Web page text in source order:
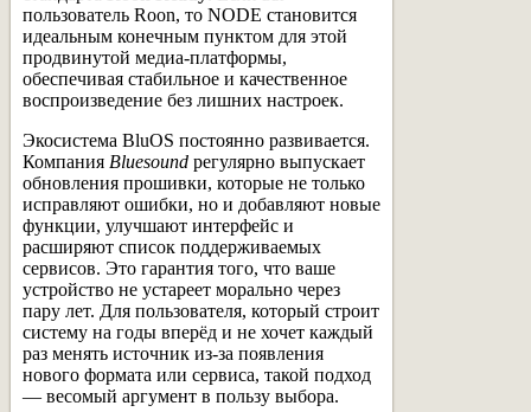
пользователь Roon, то NODE становится
идеальным конечным пунктом для этой
продвинутой медиа-платформы,
обеспечивая стабильное и качественное
воспроизведение без лишних настроек.
Экосистема BluOS постоянно развивается.
Компания Bluesound регулярно выпускает
обновления прошивки, которые не только
исправляют ошибки, но и добавляют новые
функции, улучшают интерфейс и
расширяют список поддерживаемых
сервисов. Это гарантия того, что ваше
устройство не устареет морально через
пару лет. Для пользователя, который строит
систему на годы вперёд и не хочет каждый
раз менять источник из-за появления
нового формата или сервиса, такой подход
— весомый аргумент в пользу выбора.